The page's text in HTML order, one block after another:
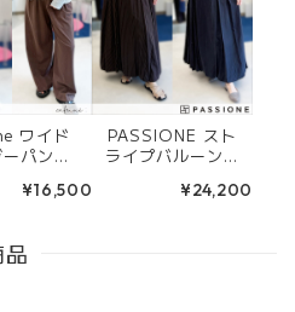
ワイド
パンツ
¥16,500
PASSIONE スト
ライプバルーンス
イビー) 36613
¥24,200